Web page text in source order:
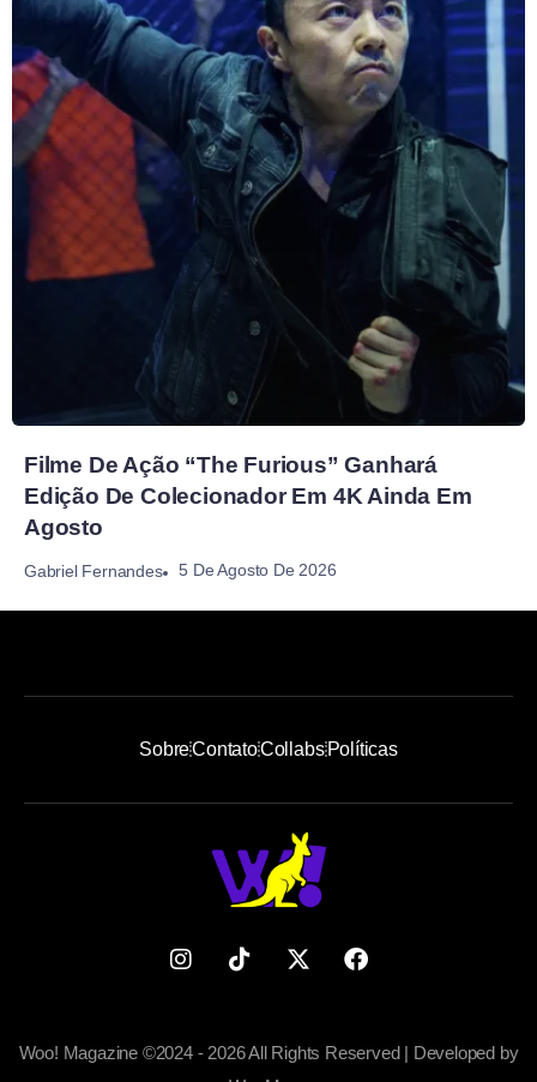
Filme De Ação “The Furious” Ganhará
Edição De Colecionador Em 4K Ainda Em
Agosto
Gabriel Fernandes 5 De Agosto De 2026
SobreContatoCollabsPolíticas
Woo! Magazine ©2024 - 2026 All Rights Reserved | Developed by